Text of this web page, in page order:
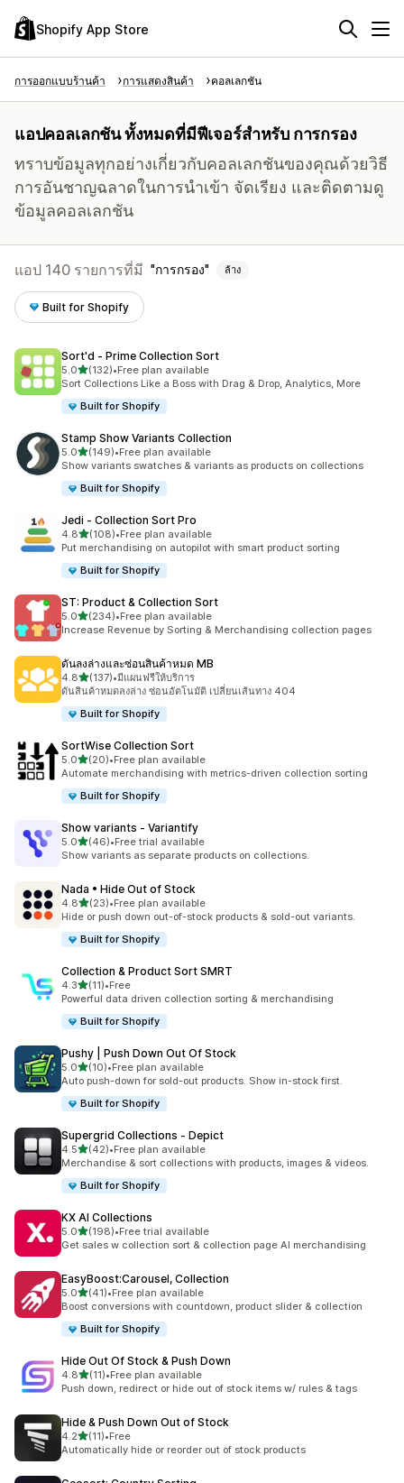
Shopify App Store
การออกแบบร้านค้า การแสดงสินค้า คอลเลกชัน
แอปคอลเลกชัน ทั้งหมดที่มีฟีเจอร์สำหรับ การกรอง
ทราบข้อมูลทุกอย่างเกี่ยวกับคอลเลกชันของคุณด้วยวิธี
การอันชาญฉลาดในการนำเข้า จัดเรียง และติดตามดู
ข้อมูลคอลเลกชัน
แอป 140 รายการที่มี การกรอง ล้าง
Built for Shopify
Sort'd ‑ Prime Collection Sort
5.0เต็ม 5 ดาว
(132)
ทั้งหมด 132 รีวิว
•Free plan available
Sort Collections Like a Boss with Drag & Drop, Analytics, More
Built for Shopify
Stamp Show Variants Collection
5.0เต็ม 5 ดาว
(149)
ทั้งหมด 149 รีวิว
•Free plan available
Show variants swatches & variants as products on collections
Built for Shopify
Jedi ‑ Collection Sort Pro
4.8เต็ม 5 ดาว
(108)
ทั้งหมด 108 รีวิว
•Free plan available
Put merchandising on autopilot with smart product sorting
Built for Shopify
ST: Product & Collection Sort
5.0เต็ม 5 ดาว
(234)
ทั้งหมด 234 รีวิว
•Free plan available
Increase Revenue by Sorting & Merchandising collection pages
ดันลงล่างและซ่อนสินค้าหมด MB
4.8เต็ม 5 ดาว
(137)
ทั้งหมด 137 รีวิว
•มีแผนฟรีให้บริการ
ดันสินค้าหมดลงล่าง ซ่อนอัตโนมัติ เปลี่ยนเส้นทาง 404
Built for Shopify
SortWise Collection Sort
5.0เต็ม 5 ดาว
(20)
ทั้งหมด 20 รีวิว
•Free plan available
Automate merchandising with metrics-driven collection sorting
Built for Shopify
Show variants ‑ Variantify
5.0เต็ม 5 ดาว
(46)
ทั้งหมด 46 รีวิว
•Free trial available
Show variants as separate products on collections.
Nada • Hide Out of Stock
4.8เต็ม 5 ดาว
(23)
ทั้งหมด 23 รีวิว
•Free plan available
Hide or push down out-of-stock products & sold-out variants.
Built for Shopify
Collection & Product Sort SMRT
4.3เต็ม 5 ดาว
(11)
ทั้งหมด 11 รีวิว
•Free
Powerful data driven collection sorting & merchandising
Built for Shopify
Pushy | Push Down Out Of Stock
5.0เต็ม 5 ดาว
(10)
ทั้งหมด 10 รีวิว
•Free plan available
Auto push-down for sold-out products. Show in-stock first.
Built for Shopify
Supergrid Collections ‑ Depict
4.5เต็ม 5 ดาว
(42)
ทั้งหมด 42 รีวิว
•Free plan available
Merchandise & sort collections with products, images & videos.
Built for Shopify
KX AI Collections
5.0เต็ม 5 ดาว
(198)
ทั้งหมด 198 รีวิว
•Free trial available
Get sales w collection sort & collection page AI merchandising
EasyBoost:Carousel, Collection
5.0เต็ม 5 ดาว
(41)
ทั้งหมด 41 รีวิว
•Free plan available
Boost conversions with countdown, product slider & collection
Built for Shopify
Hide Out Of Stock & Push Down
4.8เต็ม 5 ดาว
(11)
ทั้งหมด 11 รีวิว
•Free plan available
Push down, redirect or hide out of stock items w/ rules & tags
Hide & Push Down Out of Stock
4.2เต็ม 5 ดาว
(11)
ทั้งหมด 11 รีวิว
•Free
Automatically hide or reorder out of stock products